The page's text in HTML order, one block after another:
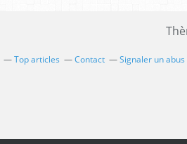
Top articles Contact Signaler un abus